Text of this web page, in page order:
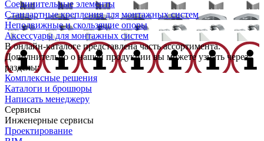
Соединительные элементы
Стандартные крепления для монтажных систем
Неподвижные и скользящие опоры
Аксессуары для монтажных систем
В онлайн-каталоге представлена часть ассортимента.
Дополнительно о нашей продукции вы можете узнать через
разделы:
Комплексные решения
Каталоги и брошюры
Написать менеджеру
Сервисы
Инженерные сервисы
Проектирование